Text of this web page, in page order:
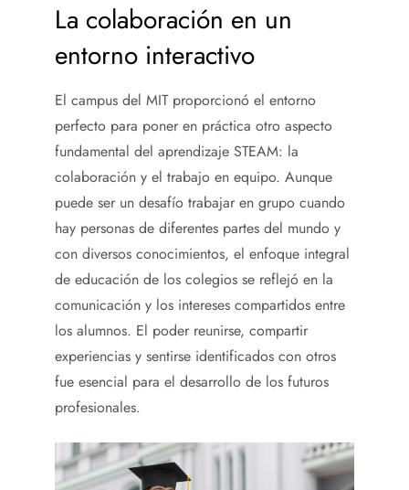
La colaboración en un
entorno interactivo
El campus del MIT proporcionó el entorno
perfecto para poner en práctica otro aspecto
fundamental del aprendizaje STEAM: la
colaboración y el trabajo en equipo. Aunque
puede ser un desafío trabajar en grupo cuando
hay personas de diferentes partes del mundo y
con diversos conocimientos, el enfoque integral
de educación de los colegios se reflejó en la
comunicación y los intereses compartidos entre
los alumnos. El poder reunirse, compartir
experiencias y sentirse identificados con otros
fue esencial para el desarrollo de los futuros
profesionales.